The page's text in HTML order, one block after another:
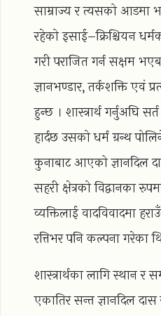
साम्राज्य र त्यसको आडमा
रहेको इसाई–क्रिश्चियन
गरी पराजित गर्न सक्षम
ज्ञानभण्डार, तर्कशक्ति एवं
हुन्छ । शास्त्रार्थ गर्नुअघि
हार्दछ उसको धर्म ग्रन्थ
कुनाबाट आएको ज्ञानदिल
सहरी क्षेत्रको विद्वानका
व्यक्तिलाई वादविवादमा
रत्तिभर पनि कल्पना गरेका
शास्त्रार्थका लागि स्थान
एकातिर सन्त ज्ञानदिल